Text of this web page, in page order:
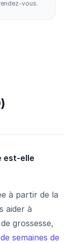
vous.
est-elle
à partir de la
aider à
grossesse,
semaines de